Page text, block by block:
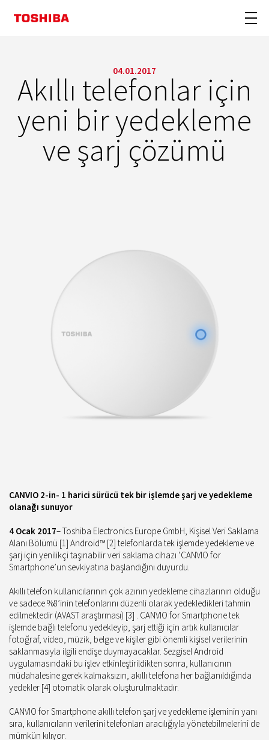
04.01.2017
Akıllı telefonlar için
yeni bir yedekleme
ve şarj çözümü
CANVIO 2-in- 1 harici sürücü tek bir işlemde şarj ve yedekleme
olanağı sunuyor
4 Ocak 2017– Toshiba Electronics Europe GmbH, Kişisel Veri Saklama
Alanı Bölümü [1] Android™ [2] telefonlarda tek işlemde yedekleme ve
şarj için yenilikçi taşınabilir veri saklama cihazı ‘CANVIO for
Smartphone’un sevkiyatına başlandığını duyurdu.
Akıllı telefon kullanıcılarının çok azının yedekleme cihazlarının olduğu
ve sadece %8’inin telefonlarını düzenli olarak yedekledikleri tahmin
edilmektedir (AVAST araştırması) [3] . CANVIO for Smartphone tek
işlemde bağlı telefonu yedekleyip, şarj ettiği için artık kullanıcılar
fotoğraf, video, müzik, belge ve kişiler gibi önemli kişisel verilerinin
saklanmasıyla ilgili endişe duymayacaklar. Sezgisel Android
uygulamasındaki bu işlev etkinleştirildikten sonra, kullanıcının
müdahalesine gerek kalmaksızın, akıllı telefona her bağlanıldığında
yedekler [4] otomatik olarak oluşturulmaktadır.
CANVIO for Smartphone akıllı telefon şarj ve yedekleme işleminin yanı
sıra, kullanıcıların verilerini telefonları aracılığıyla yönetebilmelerini de
mümkün kılıyor.